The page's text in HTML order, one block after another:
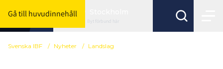
Gå till huvudinnehåll
Byt förbund här
Svenska IBF / Nyheter / Landslag